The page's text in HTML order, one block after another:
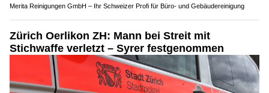
Merita Reinigungen GmbH – Ihr Schweizer Profi für Büro- und Gebäudereinigung
Zürich Oerlikon ZH: Mann bei Streit mit
Stichwaffe verletzt – Syrer festgenommen